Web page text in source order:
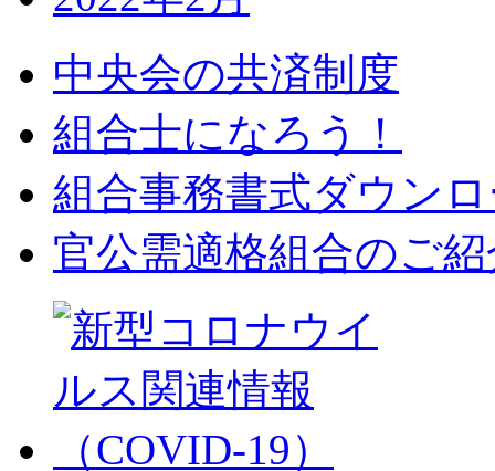
中央会の共済制度
組合士になろう！
組合事務書式ダウン
官公需適格組合のご